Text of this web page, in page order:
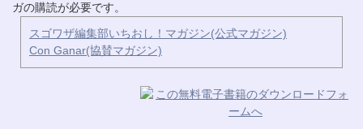
ガの購読が必要です。
スゴワザ編集部いちおし！マガジン(公式マガジン)
Con Ganar(協賛マガジン)